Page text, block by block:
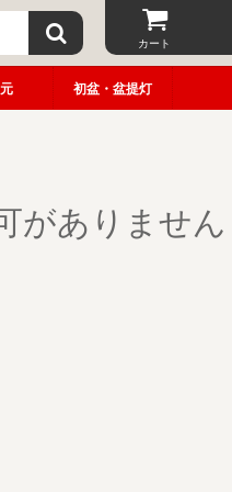
カート
初盆・盆提灯
がありません